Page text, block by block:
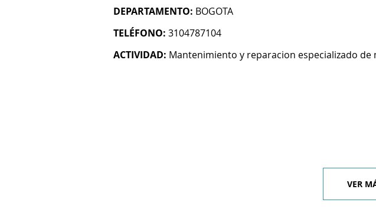
DEPARTAMENTO: BOGOTA
TELÉFONO: 3104787104
ACTIVIDAD: Mantenimiento y reparacion especializado de
VER